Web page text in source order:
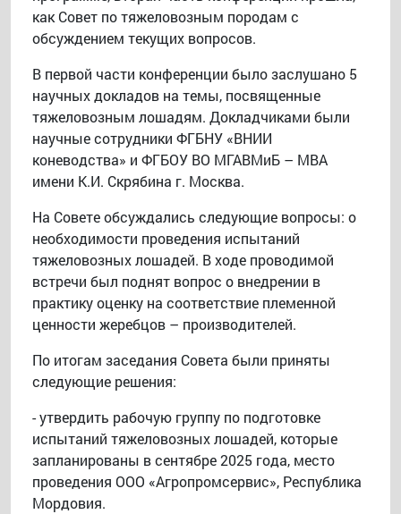
как Совет по тяжеловозным породам с
обсуждением текущих вопросов.
В первой части конференции было заслушано 5
научных докладов на темы, посвященные
тяжеловозным лошадям. Докладчиками были
научные сотрудники ФГБНУ «ВНИИ
коневодства» и ФГБОУ ВО МГАВМиБ – МВА
имени К.И. Скрябина г. Москва.
На Совете обсуждались следующие вопросы: о
необходимости проведения испытаний
тяжеловозных лошадей. В ходе проводимой
встречи был поднят вопрос о внедрении в
практику оценку на соответствие племенной
ценности жеребцов – производителей.
По итогам заседания Совета были приняты
следующие решения:
- утвердить рабочую группу по подготовке
испытаний тяжеловозных лошадей, которые
запланированы в сентябре 2025 года, место
проведения ООО «Агропромсервис», Республика
Мордовия.